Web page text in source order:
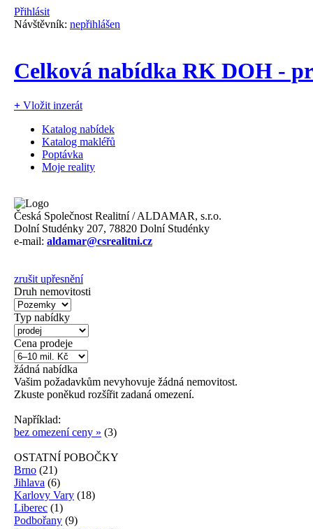
Přihlásit
Návštěvník: nepřihlášen
Celková nabídka RK DOH -
+ Vložit inzerát
Katalog nabídek
Katalog makléřů
Poptávka
Moje reality
Česká Společnost Realitní / ALDAMAR, s.r.o.
Dolní Studénky 207, 78820 Dolní Studénky
e-mail: aldamar@csrealitni.cz
zrušit upřesnění
Druh nemovitosti
Typ nabídky
Cena prodeje
žádná nabídka
Vašim požadavkům nevyhovuje žádná nemovitost.
Zkuste poněkud rozšířit zadaná omezení.
Například:
bez omezení ceny » (3)
OSTATNÍ POBOČKY
Brno (21)
Jihlava (6)
Karlovy Vary (18)
Liberec (1)
Podbořany (9)